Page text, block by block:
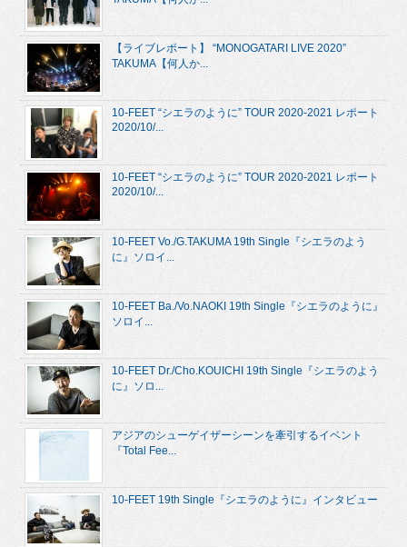
【ライブレポート】 “MONOGATARI LIVE 2020”
TAKUMA【何人か...
10-FEET “シエラのように” TOUR 2020-2021 レポート
2020/10/...
10-FEET “シエラのように” TOUR 2020-2021 レポート
2020/10/...
10-FEET Vo./G.TAKUMA 19th Single『シエラのよう
に』ソロイ...
10-FEET Ba./Vo.NAOKI 19th Single『シエラのように』
ソロイ...
10-FEET Dr./Cho.KOUICHI 19th Single『シエラのよう
に』ソロ...
アジアのシューゲイザーシーンを牽引するイベント
『Total Fee...
10-FEET 19th Single『シエラのように』インタビュー